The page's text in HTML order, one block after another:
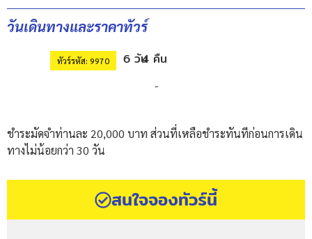
วันเดินทางและราคาทัวร์
ทัวร์รหัส: 9970 6 วัน4 คืน
-
ชำระมัดจำท่านละ 20,000 บาท ส่วนที่เหลือชำระทันทีก่อนการเดิน
ทางไม่น้อยกว่า 30 วัน
สนใจจองทัวร์นี้